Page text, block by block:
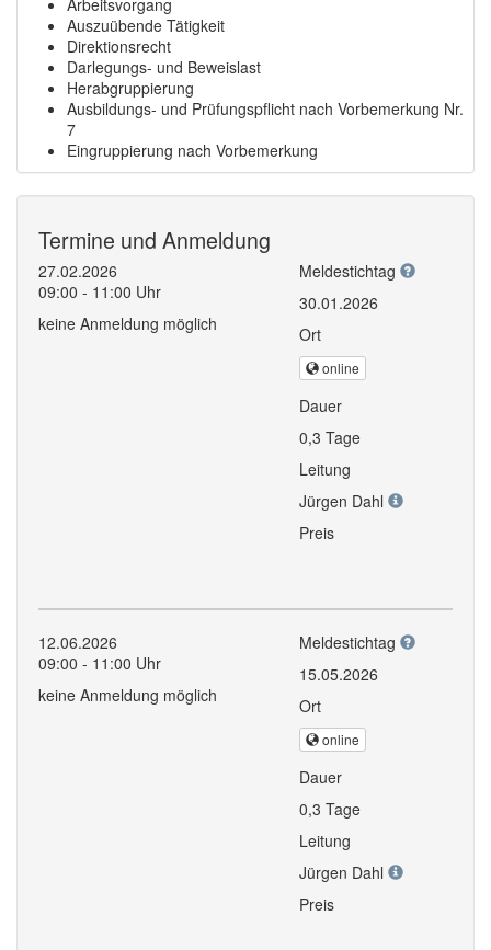
Auszuübende Tätigkeit
Direktionsrecht
Darlegungs- und Beweislast
Herabgruppierung
Ausbildungs- und Prüfungspflicht nach Vorbemerkung Nr.
7
Eingruppierung nach Vorbemerkung
Termine und Anmeldung
27.02.2026
09:00 - 11:00 Uhr
keine Anmeldung möglich
Meldestichtag
30.01.2026
Ort
online
Dauer
0,3 Tage
Leitung
Jürgen Dahl
Preis
12.06.2026
09:00 - 11:00 Uhr
keine Anmeldung möglich
Meldestichtag
15.05.2026
Ort
online
Dauer
0,3 Tage
Leitung
Jürgen Dahl
Preis